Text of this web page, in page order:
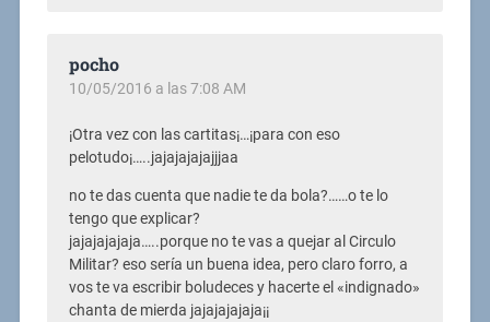
pocho
10/05/2016 a las 7:08 AM
¡Otra vez con las cartitas¡…¡para con eso
pelotudo¡…..jajajajajajjjaa
no te das cuenta que nadie te da bola?……o te lo
tengo que explicar?
jajajajajaja…..porque no te vas a quejar al Circulo
Militar? eso sería un buena idea, pero claro forro, a
vos te va escribir boludeces y hacerte el «indignado»
chanta de mierda jajajajajaja¡¡